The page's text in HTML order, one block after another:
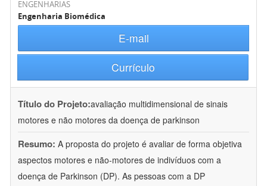
ENGENHARIAS
Engenharia Biomédica
E-mail
Currículo
Título do Projeto:avaliação multidimensional de sinais
motores e não motores da doença de parkinson
Resumo: A proposta do projeto é avaliar de forma objetiva
aspectos motores e não-motores de indivíduos com a
doença de Parkinson (DP). As pessoas com a DP